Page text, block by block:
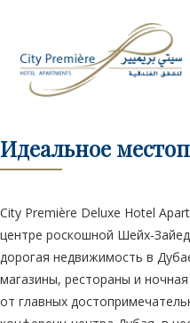
Идеальное
City Première Deluxe Hotel
центре роскошной Шейх-
дорогая недвижимость в
магазины, рестораны и
от главных